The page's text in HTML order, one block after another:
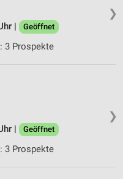
❯
|
Geöffnet
3 Prospekte
❯
|
Geöffnet
3 Prospekte